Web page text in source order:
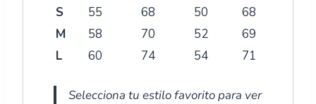
S
55 68 50
68
M
58 70 52
69
L
60 74 54 71
Selecciona tu estilo favorito para ver